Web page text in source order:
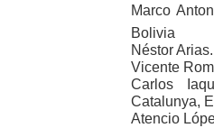
Marco
Bolivia
Néstor
Vicente
Carlos
Catalunya,
Atencio